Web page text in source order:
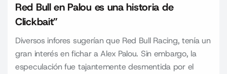
Red Bull en Palou es una historia de
Clickbait”
Diversos infores sugerían que Red Bull Racing, tenía un
gran interés en fichar a Alex Palou. Sin embargo, la
especulación fue tajantemente desmentida por el